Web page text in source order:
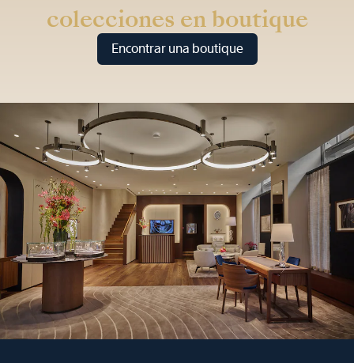
colecciones en boutique
Encontrar una boutique